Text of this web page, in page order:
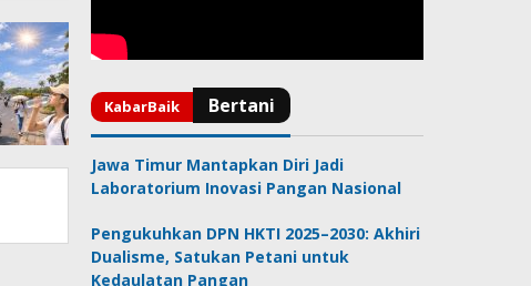
Jawa Timur Mantapkan Diri Jadi
Laboratorium Inovasi Pangan Nasional
Pengukuhkan DPN HKTI 2025–2030: Akhiri
Dualisme, Satukan Petani untuk
Kedaulatan Pangan